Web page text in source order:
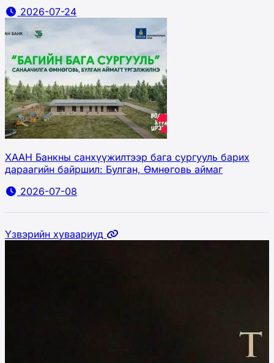
2026-07-24
ХААН Банкны санхүүжилтээр бага сургууль барих
дараагийн байршил: Булган, Өмнөговь аймаг
2026-07-08
Үзвэрийн хуваариуд